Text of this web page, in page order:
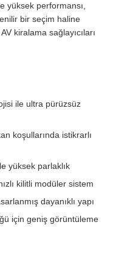
yüksek performansı,
bir seçim haline
kiralama sağlayıcıları
ile ultra pürüzsüz
koşullarında istikrarlı
yüksek parlaklık
kilitli modüler sistem
dayanıklı yapı
için geniş görüntüleme